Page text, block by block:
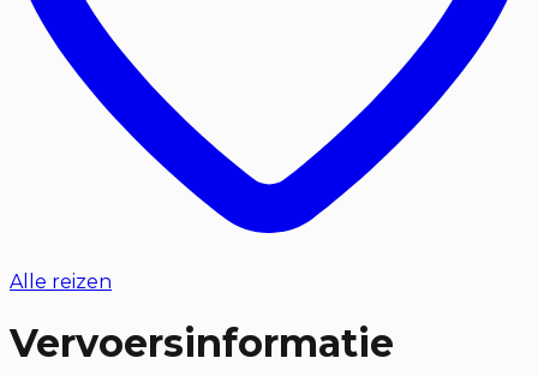
Alle reizen
Vervoersinformatie